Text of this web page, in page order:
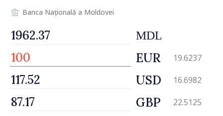
Banca Națională a Moldovei
MDL
EUR 19.6237
USD 16.6982
GBP 22.5125